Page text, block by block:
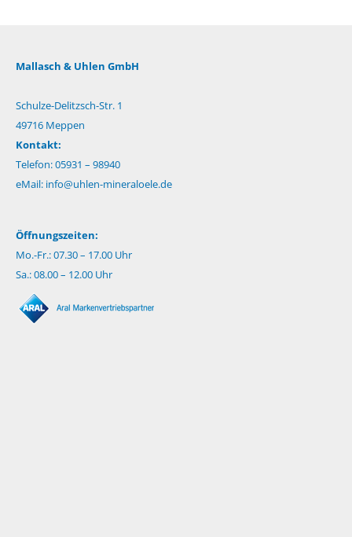
Mallasch & Uhlen GmbH
Schulze-Delitzsch-Str. 1
49716 Meppen
Kontakt:
Telefon: 05931 – 98940
eMail: info@uhlen-mineraloele.de
Öffnungszeiten:
Mo.-Fr.: 07.30 – 17.00 Uhr
Sa.: 08.00 – 12.00 Uhr